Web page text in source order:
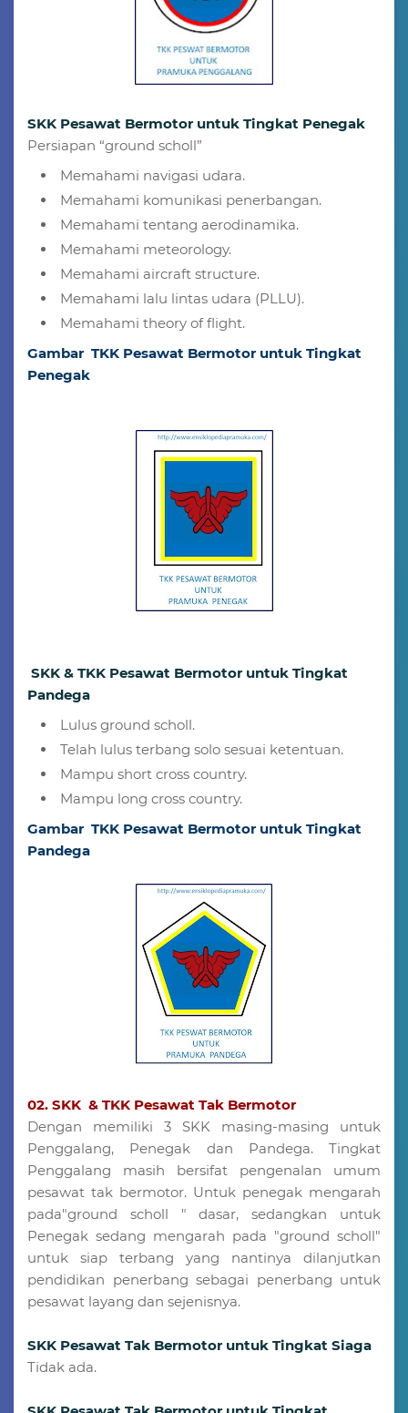
SKK Pesawat Bermotor untuk Tingkat Penegak
Persiapan “ground scholl”
Memahami navigasi udara.
Memahami komunikasi penerbangan.
Memahami tentang aerodinamika.
Memahami meteorology.
Memahami aircraft structure.
Memahami lalu lintas udara (PLLU).
Memahami theory of flight.
Gambar TKK Pesawat Bermotor untuk Tingkat
Penegak
SKK & TKK Pesawat Bermotor untuk Tingkat
Pandega
Lulus ground scholl.
Telah lulus terbang solo sesuai ketentuan.
Mampu short cross country.
Mampu long cross country.
Gambar TKK Pesawat Bermotor untuk Tingkat
Pandega
02. SKK & TKK Pesawat Tak Bermotor
Dengan memiliki 3 SKK masing-masing untuk
Penggalang, Penegak dan Pandega. Tingkat
Penggalang masih bersifat pengenalan umum
pesawat tak bermotor. Untuk penegak mengarah
pada"ground scholl " dasar, sedangkan untuk
Penegak sedang mengarah pada "ground scholl"
untuk siap terbang yang nantinya dilanjutkan
pendidikan penerbang sebagai penerbang untuk
pesawat layang dan sejenisnya.
SKK Pesawat Tak Bermotor untuk Tingkat Siaga
Tidak ada.